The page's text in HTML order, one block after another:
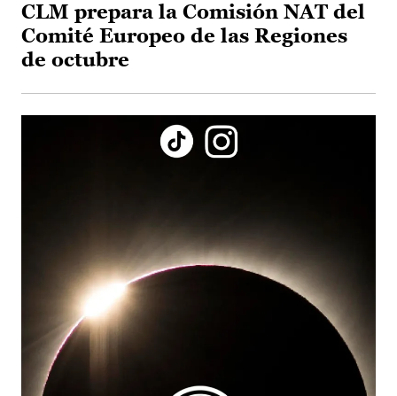
CLM prepara la Comisión NAT del
Comité Europeo de las Regiones
de octubre